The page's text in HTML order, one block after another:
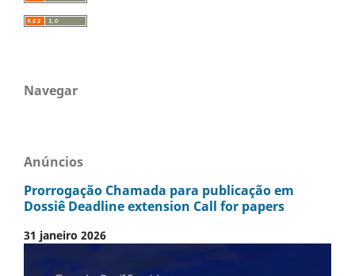
Navegar
Anúncios
Prorrogação Chamada para publicação em
Dossiê Deadline extension Call for papers
31 janeiro 2026